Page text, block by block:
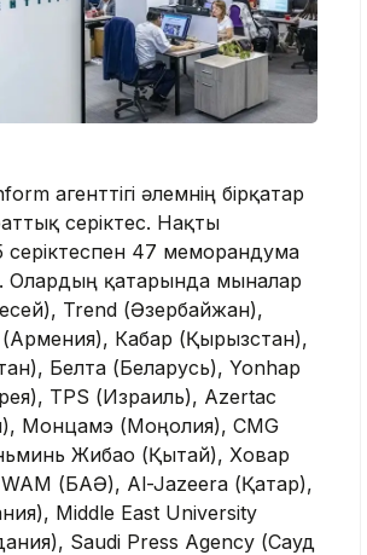
агенттігі әлемнің бірқатар
серіктес. Нақты
47 меморандумға
Олардың қатарында мыналар
Trend (Әзербайжан),
Кабар (Қырғызстан),
Белта (Беларусь), Yonhap
TPS (Израиль), Azertac
Монцамэ (Моңғолия), CMG
Жибао (Қытай), Ховар
WAM (БАӘ), Al-Jazeera (Қатар),
Middle East University
Saudi Press Agency (Сауд